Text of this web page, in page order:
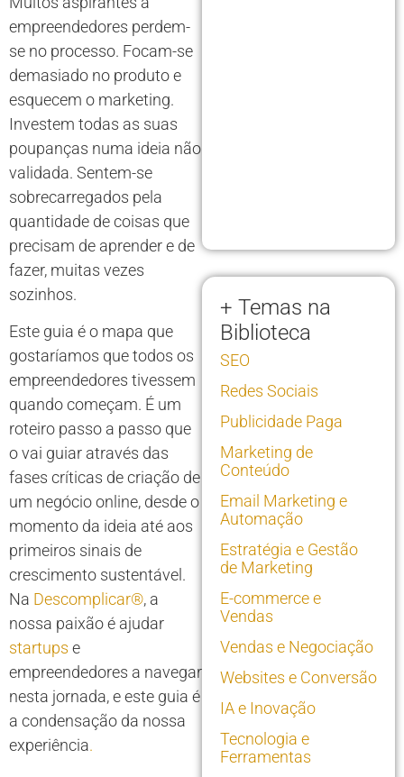
empreendedores perdem-
se no processo. Focam-se
demasiado no produto e
esquecem o marketing.
Investem todas as suas
poupanças numa ideia não
validada. Sentem-se
sobrecarregados pela
quantidade de coisas que
precisam de aprender e de
fazer, muitas vezes
sozinhos.
Este guia é o mapa que
gostaríamos que todos os
empreendedores tivessem
quando começam. É um
roteiro passo a passo que
o vai guiar através das
fases críticas de criação de
um negócio online, desde o
momento da ideia até aos
primeiros sinais de
crescimento sustentável.
Na Descomplicar®, a
nossa paixão é ajudar
startups e
empreendedores a navegar
nesta jornada, e este guia é
a condensação da nossa
experiência.
+ Temas na
Biblioteca
SEO
Redes Sociais
Publicidade Paga
Marketing de
Conteúdo
Email Marketing e
Automação
Estratégia e Gestão
de Marketing
E-commerce e
Vendas
Vendas e Negociação
Websites e Conversão
IA e Inovação
Tecnologia e
Ferramentas